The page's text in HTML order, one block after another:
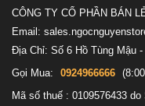
CÔNG TY CỔ PHẦN BÁN
Email:
Địa Chỉ: Số 6 Hồ Tùng Mậu
Gọi Mua:
0924966666
Mã số thuế : 0109576433